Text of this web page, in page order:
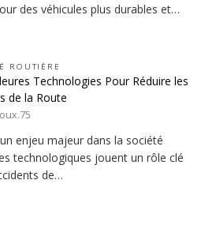
des véhicules plus durables et…
ROUTIÈRE
Technologies Pour Réduire les
de la Route
enjeu majeur dans la société
technologiques jouent un rôle clé
de…